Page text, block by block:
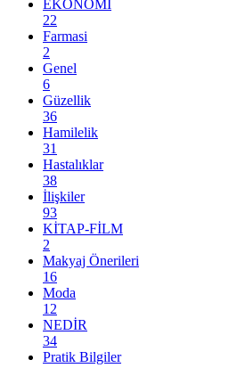
EKONOMİ
22
Farmasi
2
Genel
6
Güzellik
36
Hamilelik
31
Hastalıklar
38
İlişkiler
93
KİTAP-FİLM
2
Makyaj Önerileri
16
Moda
12
NEDİR
34
Pratik Bilgiler